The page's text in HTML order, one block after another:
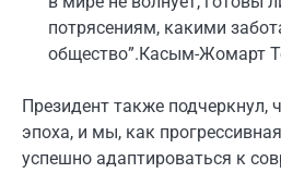
потрясениям, какими
общество”. Касым-Жомарт
Президент также подчеркнул,
эпоха, и мы, как
успешно адаптироваться к